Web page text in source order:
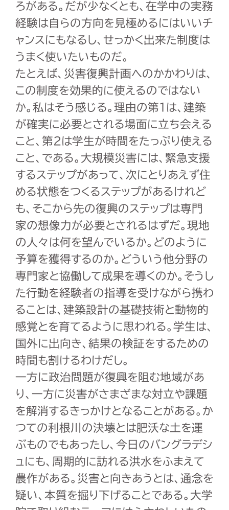
ろがある。だが少なくとも、在学中の実務
経験は自らの方向を見極めるにはいいチ
ャンスにもなるし、せっかく出来た制度は
うまく使いたいものだ。
たとえば、災害復興計画へのかかわりは、
この制度を効果的に使えるのではない
か。私はそう感じる。理由の第1は、建築
が確実に必要とされる場面に立ち会える
こと、第2は学生が時間をたっぷり使える
こと、である。大規模災害には、緊急支援
するステップがあって、次にとりあえず住
める状態をつくるステップがあるけれど
も、そこから先の復興のステップは専門
家の想像力が必要とされるはずだ。現地
の人々は何を望んでいるか。どのように
予算を獲得するのか。どういう他分野の
専門家と協働して成果を導くのか。そうし
た行動を経験者の指導を受けながら携わ
ることは、建築設計の基礎技術と動物的
感覚とを育てるように思われる。学生は、
国外に出向き、結果の検証をするための
時間も割けるわけだし。
一方に政治問題が復興を阻む地域があ
り、一方に災害がさまざまな対立や課題
を解消するきっかけとなることがある。か
つての利根川の決壊とは肥沃な土を運
ぶものでもあったし、今日のバングラデシ
ュにも、周期的に訪れる洪水をふまえて
農作がある。災害と向きあうとは、通念を
疑い、本質を掘り下げることである。大学